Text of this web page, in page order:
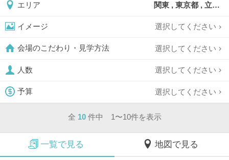
エリア 関東 , 東京都 , 立川市
イメージ 選択してください
会場のこだわり・見学方法 選択してください
人数 選択してください
予算 選択してください
全 10 件中 1〜10件を表示
一覧で見る 地図で見る